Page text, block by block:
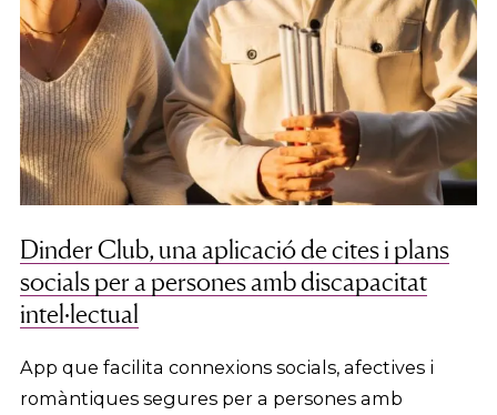
Dinder Club, una aplicació de cites i plans
socials per a persones amb discapacitat
intel·lectual
App que facilita connexions socials, afectives i
romàntiques segures per a persones amb